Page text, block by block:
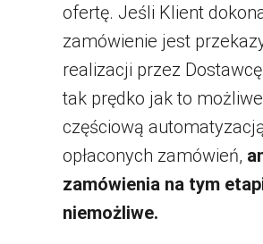
ofertę. Jeśli Klient
zamówienie jest
realizacji przez
tak prędko jak to
częściową
opłaconych zamówień,
zamówienia na tym
niemożliwe.